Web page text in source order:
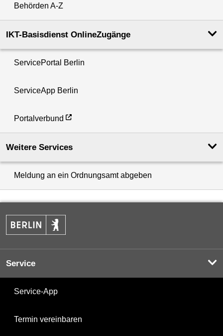
Behörden A-Z
IKT-Basisdienst OnlineZugänge
ServicePortal Berlin
ServiceApp Berlin
Portalverbund
Weitere Services
Meldung an ein Ordnungsamt abgeben
Service
Service-App
Termin vereinbaren